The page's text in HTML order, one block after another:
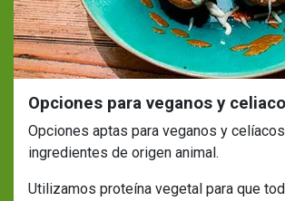
Opciones para veganos y
Opciones aptas para veganos y
ingredientes de origen animal.
Utilizamos proteína vegetal para que